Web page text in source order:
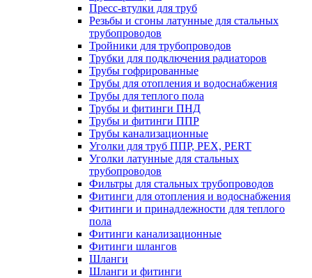
Пресс-втулки для труб
Резьбы и сгоны латунные для стальных
трубопроводов
Тройники для трубопроводов
Трубки для подключения радиаторов
Трубы гофрированные
Трубы для отопления и водоснабжения
Трубы для теплого пола
Трубы и фитинги ПНД
Трубы и фитинги ППР
Трубы канализационные
Уголки для труб ППР, PEX, PERT
Уголки латунные для стальных
трубопроводов
Фильтры для стальных трубопроводов
Фитинги для отопления и водоснабжения
Фитинги и принадлежности для теплого
пола
Фитинги канализационные
Фитинги шлангов
Шланги
Шланги и фитинги